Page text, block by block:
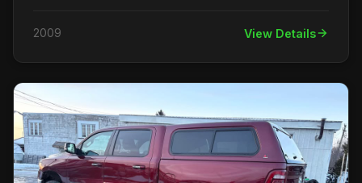
2009 View Details